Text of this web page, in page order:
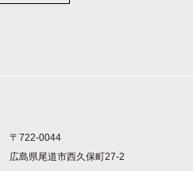
〒722-0044
広島県尾道市西久保町27-2